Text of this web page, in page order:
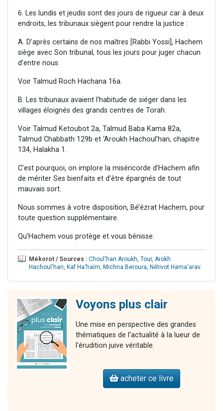
6. Les lundis et jeudis sont des jours de rigueur car à deux
endroits, les tribunaux siègent pour rendre la justice :
A. D’après certains de nos maîtres [Rabbi Yossi], Hachem
siège avec Son tribunal, tous les jours pour juger chacun
d’entre nous.
Voir Talmud Roch Hachana 16a.
B. Les tribunaux avaient l’habitude de siéger dans les
villages éloignés des grands centres de Torah.
Voir Talmud Ketoubot 2a, Talmud Baba Kama 82a,
Talmud Chabbath 129b et ‘Aroukh Hachoul’han, chapitre
134, Halakha 1.
C’est pourquoi, on implore la miséricorde d’Hachem afin
de mériter Ses bienfaits et d’être épargnés de tout
mauvais sort.
Nous sommes à votre disposition, Bé’ézrat Hachem, pour
toute question supplémentaire.
Qu’Hachem vous protège et vous bénisse.
Mékorot / Sources : Choul'han Aroukh, Tour, Arokh
Hachoul'han, Kaf Ha'haïm, Michna Beroura, Nétivot Hama'arav.
Voyons plus clair
Une mise en perspective des grandes
thématiques de l'actualité à la lueur de
l'érudition juive véritable.
acheter ce livre